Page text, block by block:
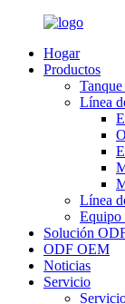
Hogar
Productos
Línea
Línea
Equipo
Solución
ODF OEM
Noticias
Servicio